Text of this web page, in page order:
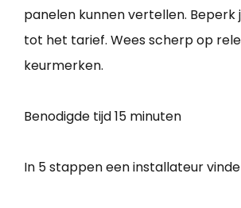
panelen kunnen vertellen. Beperk
tot het tarief. Wees scherp op
keurmerken.
Benodigde tijd15 minuten
In 5 stappen een installateur